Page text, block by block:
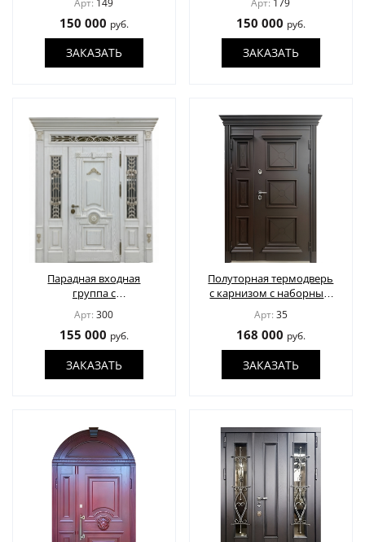
ковкой
150 000 руб.
ЗАКАЗАТЬ
150 000 руб.
ЗАКАЗАТЬ
Парадная входная
группа с
терморазрывом,
капителями, ковкой,
стеклами и МДФ белого
цвета со шпоном
Арт: 300
155 000 руб.
ЗАКАЗАТЬ
Полуторная термодверь
с карнизом с наборным
МДФ шпон окрас по RAL
Арт: 35
168 000 руб.
ЗАКАЗАТЬ